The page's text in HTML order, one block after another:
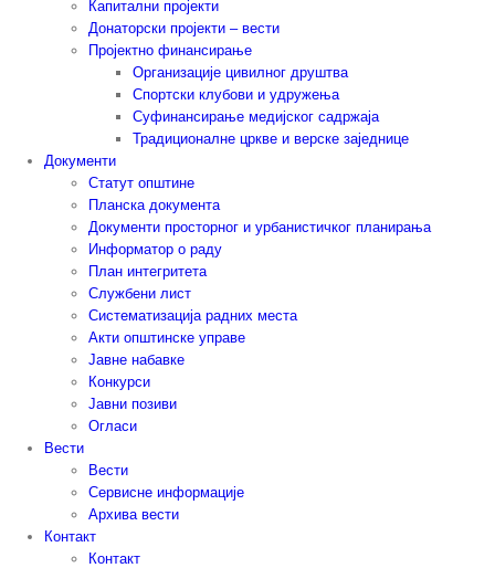
Капитални пројекти
Донаторски пројекти – вести
Пројектно финансирање
Организације цивилног друштва
Спортски клубови и удружења
Суфинансирање медијског садржаја
Традиционалне цркве и верске заједнице
Документи
Статут општине
Планска документа
Документи просторног и урбанистичког планирања
Информатор о раду
План интегритета
Службени лист
Систематизација радних места
Акти општинске управе
Јавне набавке
Конкурси
Јавни позиви
Огласи
Вести
Вести
Сервисне информације
Архива вести
Контакт
Контакт